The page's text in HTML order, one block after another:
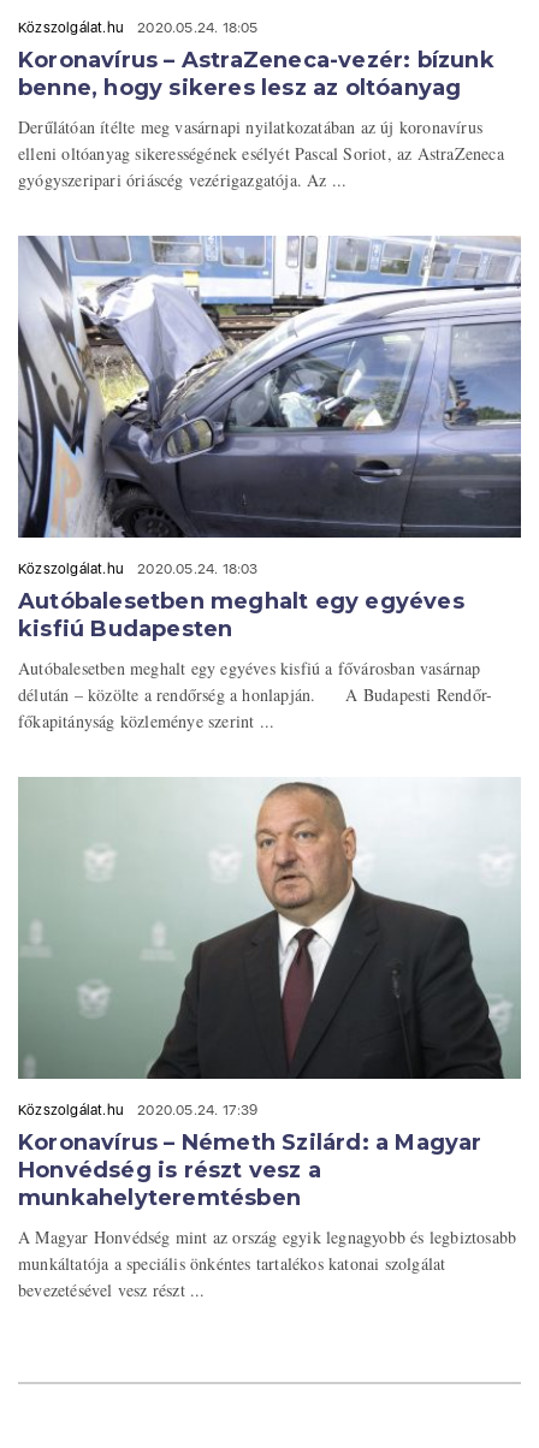
Közszolgálat.hu 2020.05.24. 18:05
Koronavírus – AstraZeneca-vezér: bízunk
benne, hogy sikeres lesz az oltóanyag
Derűlátóan ítélte meg vasárnapi nyilatkozatában az új koronavírus
elleni oltóanyag sikerességének esélyét Pascal Soriot, az AstraZeneca
gyógyszeripari óriáscég vezérigazgatója. Az ...
Közszolgálat.hu 2020.05.24. 18:03
Autóbalesetben meghalt egy egyéves
kisfiú Budapesten
Autóbalesetben meghalt egy egyéves kisfiú a fővárosban vasárnap
délután – közölte a rendőrség a honlapján. A Budapesti Rendőr-
főkapitányság közleménye szerint ...
Közszolgálat.hu 2020.05.24. 17:39
Koronavírus – Németh Szilárd: a Magyar
Honvédség is részt vesz a
munkahelyteremtésben
A Magyar Honvédség mint az ország egyik legnagyobb és legbiztosabb
munkáltatója a speciális önkéntes tartalékos katonai szolgálat
bevezetésével vesz részt ...